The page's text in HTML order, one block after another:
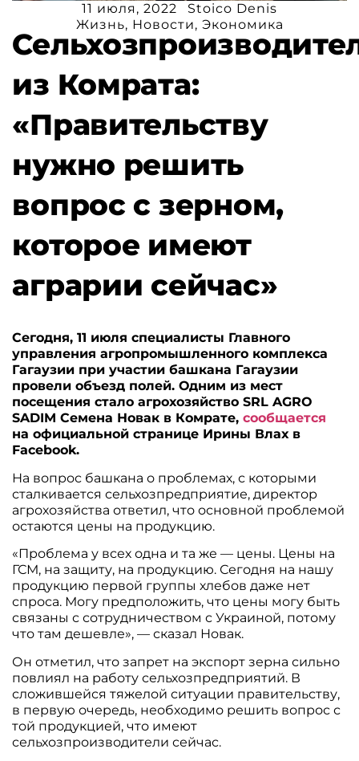
11 июля, 2022
Stoico Denis
Жизнь, Новости, Экономика
из Комрата:
«Правительству
нужно решить
вопрос с зерном,
которое имеют
аграрии сейчас»
Сегодня, 11 июля специалисты Главного
управления агропромышленного комплекса
Гагаузии при участии башкана Гагаузии
провели объезд полей. Одним из мест
посещения стало агрохозяйство SRL AGRO
SADIM Семена Новак в Комрате,сообщается
на официальной странице Ирины Влах в
Facebook.
На вопрос башкана о проблемах, с которыми
сталкивается сельхозпредприятие, директор
агрохозяйства ответил, что основной проблемой
остаются цены на продукцию.
«Проблема у всех одна и та же — цены. Цены на
ГСМ, на защиту, на продукцию. Сегодня на нашу
продукцию первой группы хлебов даже нет
спроса. Могу предположить, что цены могу быть
связаны с сотрудничеством с Украиной, потому
что там дешевле», — сказал Новак.
Он отметил, что запрет на экспорт зерна сильно
повлиял на работу сельхозпредприятий. В
сложившейся тяжелой ситуации правительству,
в первую очередь, необходимо решить вопрос с
той продукцией, что имеют
сельхозпроизводители сейчас.